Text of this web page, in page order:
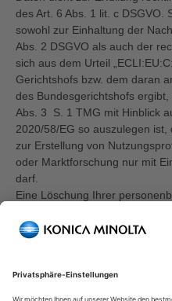
des Art. 6 Abs. 1 lit. c DSGVO.
sowohl zur Einhaltung der
Abs. 2 DSGVO als auch der
sich aus dem Urteil
Gerichtshofs bzw. dem daran
des Bundesgerichtshofs
Abs. 3 S. 1 TMG mit Hinblick
2020/58/EG so auszulegen
zur Erstellung von
oder Marktforschung nur mit
darf.
Eine Löschung Ihrer
Management Plattform erfolgt,
Widerruf für drei Jahre auf. Die
einerseits aus der